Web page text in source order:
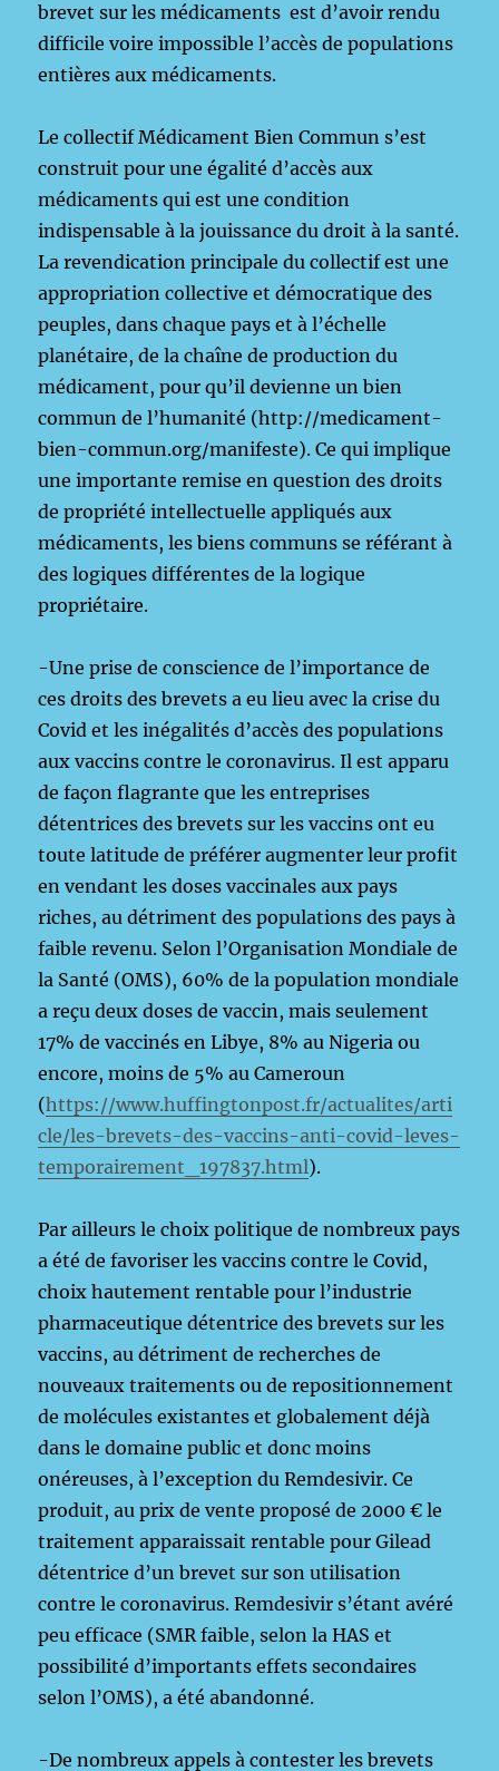
brevet sur les médicaments est d’avoir rendu
difficile voire impossible l’accès de populations
entières aux médicaments.
Le collectif Médicament Bien Commun s’est
construit pour une égalité d’accès aux
médicaments qui est une condition
indispensable à la jouissance du droit à la santé.
La revendication principale du collectif est une
appropriation collective et démocratique des
peuples, dans chaque pays et à l’échelle
planétaire, de la chaîne de production du
médicament, pour qu’il devienne un bien
commun de l’humanité (http://medicament-
bien-commun.org/manifeste). Ce qui implique
une importante remise en question des droits
de propriété intellectuelle appliqués aux
médicaments, les biens communs se référant à
des logiques différentes de la logique
propriétaire.
-Une prise de conscience de l’importance de
ces droits des brevets a eu lieu avec la crise du
Covid et les inégalités d’accès des populations
aux vaccins contre le coronavirus. Il est apparu
de façon flagrante que les entreprises
détentrices des brevets sur les vaccins ont eu
toute latitude de préférer augmenter leur profit
en vendant les doses vaccinales aux pays
riches, au détriment des populations des pays à
faible revenu. Selon l’Organisation Mondiale de
la Santé (OMS), 60% de la population mondiale
a reçu deux doses de vaccin, mais seulement
17% de vaccinés en Libye, 8% au Nigeria ou
encore, moins de 5% au Cameroun
(https://www.huffingtonpost.fr/actualites/arti
cle/les-brevets-des-vaccins-anti-covid-leves-
temporairement_197837.html).
Par ailleurs le choix politique de nombreux pays
a été de favoriser les vaccins contre le Covid,
choix hautement rentable pour l’industrie
pharmaceutique détentrice des brevets sur les
vaccins, au détriment de recherches de
nouveaux traitements ou de repositionnement
de molécules existantes et globalement déjà
dans le domaine public et donc moins
onéreuses, à l’exception du Remdesivir. Ce
produit, au prix de vente proposé de 2000 € le
traitement apparaissait rentable pour Gilead
détentrice d’un brevet sur son utilisation
contre le coronavirus. Remdesivir s’étant avéré
peu efficace (SMR faible, selon la HAS et
possibilité d’importants effets secondaires
selon l’OMS), a été abandonné.
-De nombreux appels à contester les brevets